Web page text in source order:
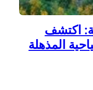
اكتشف
المذهلة